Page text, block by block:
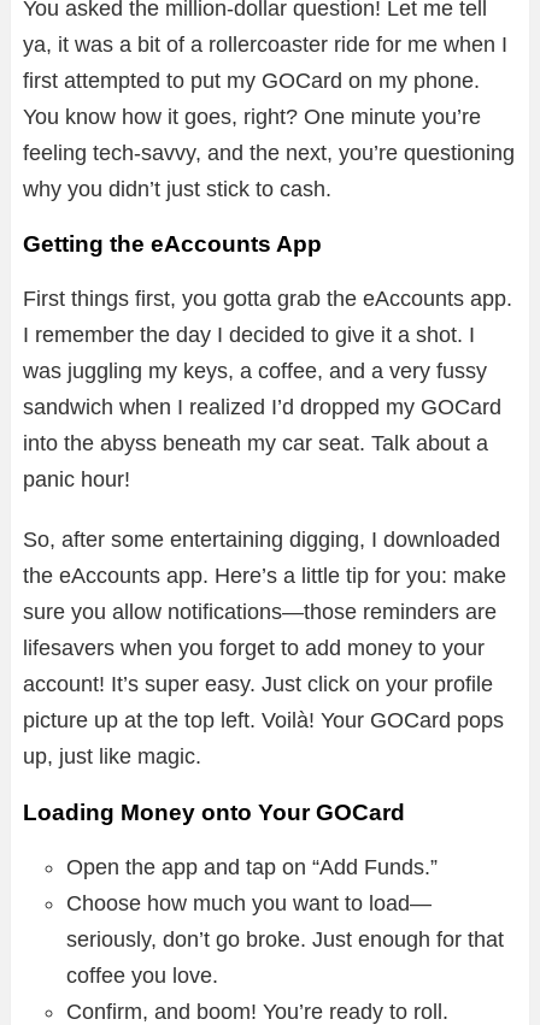
You asked the million-dollar question! Let me tell
ya, it was a bit of a rollercoaster ride for me when I
first attempted to put my GOCard on my phone.
You know how it goes, right? One minute you’re
feeling tech-savvy, and the next, you’re questioning
why you didn’t just stick to cash.
Getting the eAccounts App
First things first, you gotta grab the eAccounts app.
I remember the day I decided to give it a shot. I
was juggling my keys, a coffee, and a very fussy
sandwich when I realized I’d dropped my GOCard
into the abyss beneath my car seat. Talk about a
panic hour!
So, after some entertaining digging, I downloaded
the eAccounts app. Here’s a little tip for you: make
sure you allow notifications—those reminders are
lifesavers when you forget to add money to your
account! It’s super easy. Just click on your profile
picture up at the top left. Voilà! Your GOCard pops
up, just like magic.
Loading Money onto Your GOCard
Open the app and tap on “Add Funds.”
Choose how much you want to load—
seriously, don’t go broke. Just enough for that
coffee you love.
Confirm, and boom! You’re ready to roll.